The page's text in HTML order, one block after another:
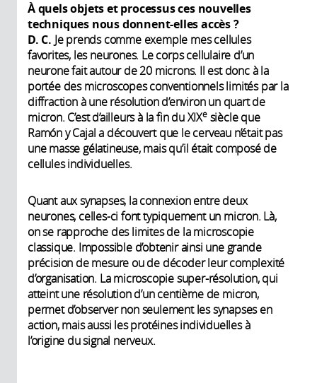
À quels objets et processus ces nouvelles
techniques nous donnent-elles accès ?
D. C. Je prends comme exemple mes cellules
favorites, les neurones. Le corps cellulaire d’un
neurone fait autour de 20 microns. Il est donc à la
portée des microscopes conventionnels limités par la
diffraction à une résolution d’environ un quart de
micron. C’est d’ailleurs à la fin du XIXesiècle que
Ramón y Cajal a découvert que le cerveau n’était pas
une masse gélatineuse, mais qu’il était composé de
cellules individuelles.
Quant aux synapses, la connexion entre deux
neurones, celles-ci font typiquement un micron. Là,
on se rapproche des limites de la microscopie
classique. Impossible d’obtenir ainsi une grande
précision de mesure ou de décoder leur complexité
d’organisation. La microscopie super-résolution, qui
atteint une résolution d’un centième de micron,
permet d’observer non seulement les synapses en
action, mais aussi les protéines individuelles à
l’origine du signal nerveux.